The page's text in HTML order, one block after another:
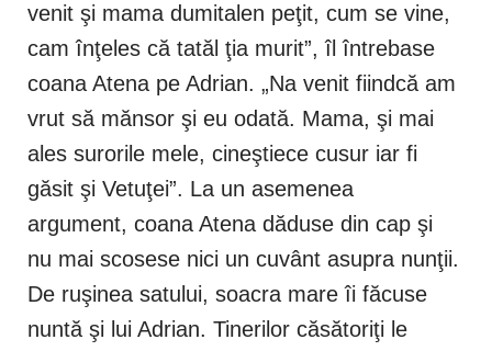
venit şi mama dumitalen peţit, cum se vine,
cam înţeles că tatăl ţia murit”, îl întrebase
coana Atena pe Adrian. „Na venit fiindcă am
vrut să mănsor şi eu odată. Mama, şi mai
ales surorile mele, cineştiece cusur iar fi
găsit şi Vetuţei”. La un asemenea
argument, coana Atena dăduse din cap şi
nu mai scosese nici un cuvânt asupra nunţii.
De ruşinea satului, soacra mare îi făcuse
nuntă şi lui Adrian. Tinerilor căsătoriţi le